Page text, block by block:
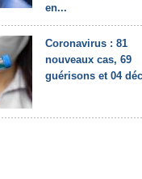
en...
Coronavirus : 81
nouveaux cas, 69
guérisons et 04